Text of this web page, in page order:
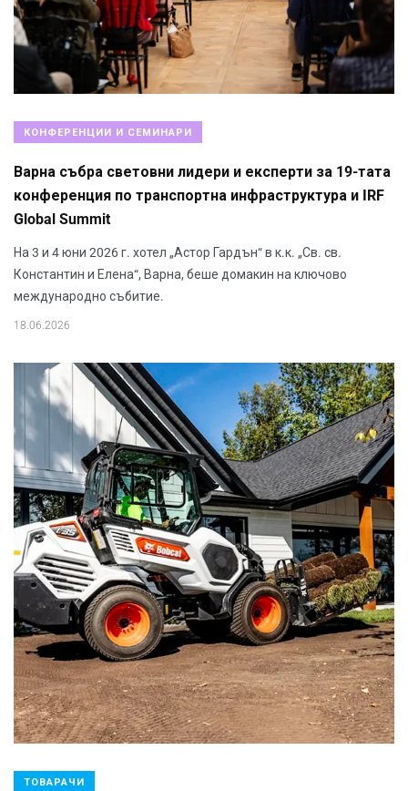
КОНФЕРЕНЦИИ И СЕМИНАРИ
Варна събра световни лидери и експерти за 19-тата
конференция по транспортна инфраструктура и IRF
Global Summit
На 3 и 4 юни 2026 г. хотел „Астор Гардън“ в к.к. „Св. св.
Константин и Елена“, Варна, беше домакин на ключово
международно събитие.
18.06.2026
ТОВАРАЧИ